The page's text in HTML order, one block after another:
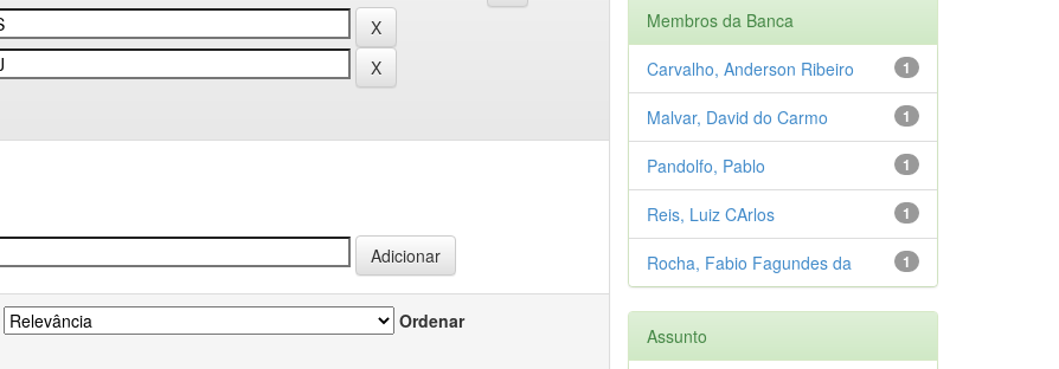
Ordenar
Membros da Banca
1
Carvalho, Anderson Ribeiro
1
Malvar, David do Carmo
1
Pandolfo, Pablo
1
Reis, Luiz CArlos
1
Rocha, Fabio Fagundes da
Assunto